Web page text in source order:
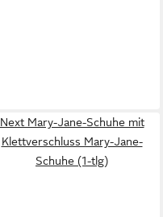
Next Mary-Jane-Schuhe mit
Klettverschluss Mary-Jane-
Schuhe (1-tlg)